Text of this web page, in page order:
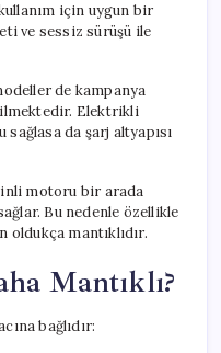
için uygun bir
ve sessiz sürüşü ile
de kampanya
Elektrikli
da şarj altyapısı
motoru bir arada
Bu nedenle özellikle
mantıklıdır.
Mantıklı?
bağlıdır: